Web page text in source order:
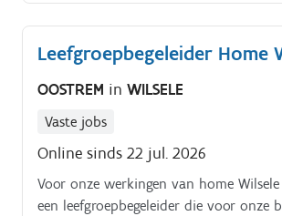
routines (wassen, aankleden, eten,
Leefgroepbegeleider Home
OOSTREM in WILSELE
Vaste jobs
Online sinds 22 jul. 2026
Voor onze werkingen van home
een leefgroepbegeleider die voor onze